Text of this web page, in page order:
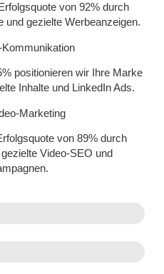
von 92% durch
und gezielte Werbeanzeigen.
positionieren wir Ihre Marke
Inhalte und LinkedIn Ads.
Marketing
von 89% durch
Video-SEO und